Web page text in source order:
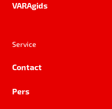
VARAgids
Service
Contact
Pers